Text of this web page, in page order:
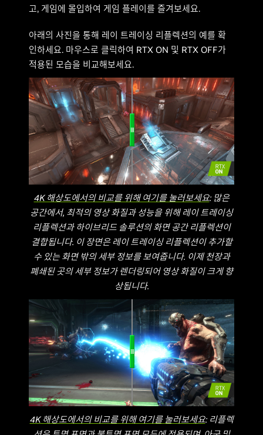
고, 게임에 몰입하여 게임 플레이를 즐겨보세요.
아래의 사진을 통해 레이 트레이싱 리플렉션의 예를 확
인하세요. 마우스로 클릭하여 RTX ON 및 RTX OFF가
적용된 모습을 비교해보세요.
4K 해상도에서의 비교를 위해 여기를 눌러보세요: 많은
공간에서, 최적의 영상 화질과 성능을 위해 레이 트레이싱
리플렉션과 하이브리드 솔루션의 화면 공간 리플렉션이
결합됩니다. 이 장면은 레이 트레이싱 리플렉션이 추가할
수 있는 화면 밖의 세부 정보를 보여줍니다. 이제 천장과
폐쇄된 곳의 세부 정보가 렌더링되어 영상 화질이 크게 향
상됩니다.
4K 해상도에서의 비교를 위해 여기를 눌러보세요: 리플렉